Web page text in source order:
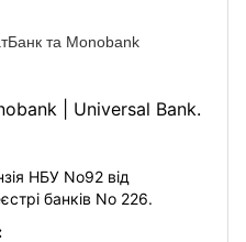
та Monobank
| Universal Bank.
НБУ No92 від
банків No 226.